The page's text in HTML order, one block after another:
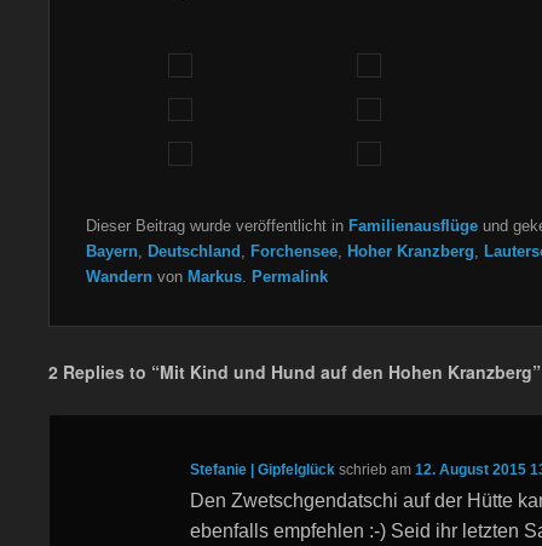
Dieser Beitrag wurde veröffentlicht in Familienausflüge und
Bayern, Deutschland , Forchensee, Hoher Kranzberg,
Wandern von Markus. Permalink
2 Replies to “Mit Kind und Hund auf den Hohen Kranzberg”
Stefanie | Gipfelglück schrieb am 12. August 2015
Den Zwetschgendatschi auf der Hütte
ebenfalls empfehlen :-) Seid ihr letzten